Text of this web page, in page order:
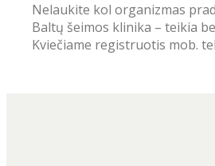
Nelaukite kol organizmas
Baltų šeimos klinika – teikia
Kviečiame registruotis mob.